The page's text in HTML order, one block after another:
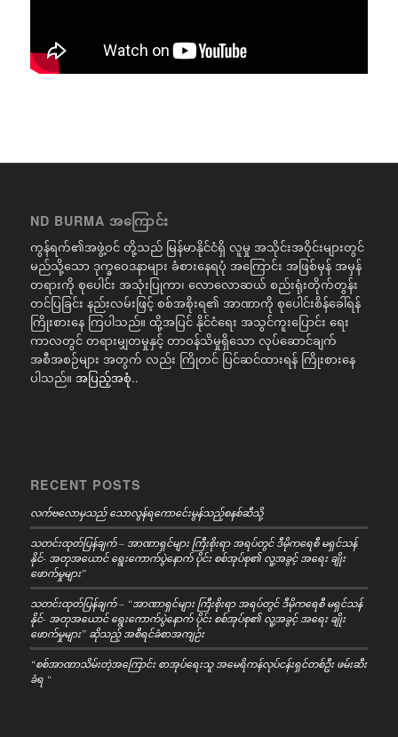
ND BURMA အကြောင်း
ကွန်ရက်၏အဖွဲ့ဝင် တို့သည် မြန်မာနိုင်ငံရှိ လူမှု အသိုင်းအဝိုင်းများတွင်
မည်သို့သော ဒုက္ခဝေဒနာများ ခံစားနေရပုံ အကြောင်း အဖြစ်မှန် အမှန်
တရားကို စုပေါင်း အသုံးပြုကာ၊ လောလောဆယ် စည်းရုံးတိုက်တွန်း
တင်ပြခြင်း နည်းလမ်းဖြင့် စစ်အစိုးရ၏ အာဏာကို စုပေါင်းစိန်ခေါ်ရန်
ကြိုးစားနေ ကြပါသည်။ ထို့အပြင် နိုင်ငံရေး အသွင်ကူးပြောင်း ရေး
ကာလတွင် တရားမျှတမှုနှင့် တာဝန်သိမှုရှိသော လုပ်ဆောင်ချက်
အစီအစဉ်များ အတွက် လည်း ကြိုတင် ပြင်ဆင်ထားရန် ကြိုးစားနေ
ပါသည်။ အပြည့်အစုံ..
RECENT POSTS
လက်ဗလောမှသည် သောလွန်ရကောင်ေးမွန်သည့်စနစ်ဆီသို့
သတင်းထုတ်ပြန်ချက် – အာဏာရှင်များ ကြီးစိုးရာ အရပ်တွင် ဒီမိုကရေစီ မရှင်သန်
နိုင်- အတုအယောင် ရွေးကောက်ပွဲနောက် ပိုင်း စစ်အုပ်စု၏ လူ့အခွင့် အရေး ချိုး
ဖောက်မှုများ”
သတင်းထုတ်ပြန်ချက် – “အာဏာရှင်များ ကြီးစိုးရာ အရပ်တွင် ဒီမိုကရေစီ မရှင်သန်
နိုင်- အတုအယောင် ရွေးကောက်ပွဲနောက် ပိုင်း စစ်အုပ်စု၏ လူ့အခွင့် အရေး ချိုး
ဖောက်မှုများ” ဆိုသည့် အစီရင်ခံစာအကျဉ်း
“စစ်အာဏာသိမ်းတဲ့အကြောင်း စာအုပ်ရေးသူ အမေရိကန်လုပ်ငန်းရှင်တစ်ဦး ဖမ်းဆီး
ခံရ “